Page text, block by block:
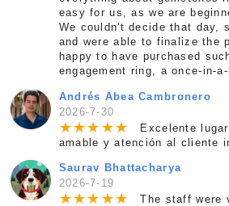
easy for us, as we are
We couldn't decide that day,
and were able to finalize the
happy to have purchased
engagement ring, a once-in-
Andrés Abea Cambronero
2026-7-30
★★★ ★★
Excelente
amable y atención al cliente
Saurav Bhattacharya
2026-7-19
★★★ ★★
The staff were